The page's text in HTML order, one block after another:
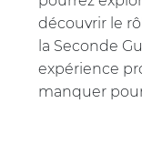
découvrir le
la Seconde
expérience
manquer